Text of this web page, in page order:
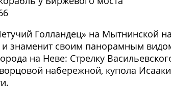
Голландец» на Мытнинской
знаменит своим панорамным
на Неве: Стрелку
набережной, купола